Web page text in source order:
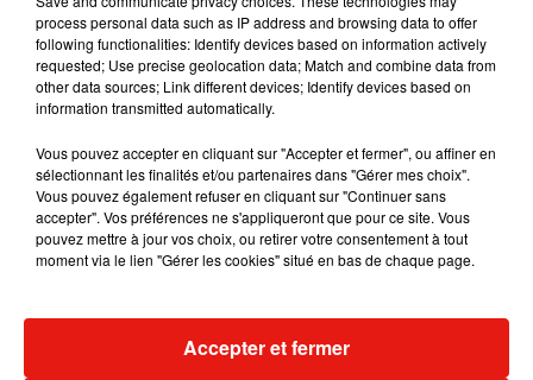
Tayc et Didi B dévoilent le single le plus
dansant de l’année
Angèle et Amélie Lens dévoilent leur
collaboration tant attendue
process personal data such as IP address and browsing data to offer
following functionalities: Identify devices based on information actively
requested; Use precise geolocation data; Match and combine data from
other data sources; Link different devices; Identify devices based on
information transmitted automatically.
Vous pouvez accepter en cliquant sur "Accepter et fermer", ou affiner en
sélectionnant les finalités et/ou partenaires dans "Gérer mes choix".
Vous pouvez également refuser en cliquant sur "Continuer sans
accepter". Vos préférences ne s'appliqueront que pour ce site. Vous
pouvez mettre à jour vos choix, ou retirer votre consentement à tout
moment via le lien "Gérer les cookies" situé en bas de chaque page.
Accepter et fermer